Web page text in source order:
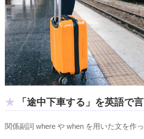
「途中下車する」を英語で
関係副詞 where や when を用いた文を作っ